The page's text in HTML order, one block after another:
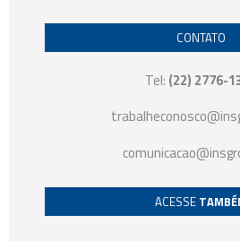
CONTATO
Tel: (22) 2776-
ACESSE